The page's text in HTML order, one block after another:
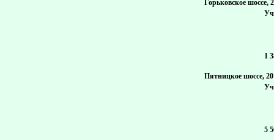
Горьковское
1
Пятницкое шоссе,
5